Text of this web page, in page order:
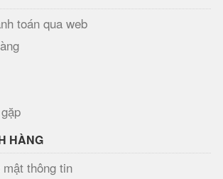
toán qua web
HÀNG
thông tin